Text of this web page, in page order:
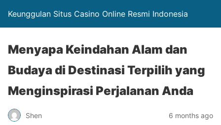
Keunggulan Situs Casino Online Resmi Indonesia
Menyapa Keindahan Alam dan
Budaya di Destinasi Terpilih yang
Menginspirasi Perjalanan Anda
Shen 6 months ago